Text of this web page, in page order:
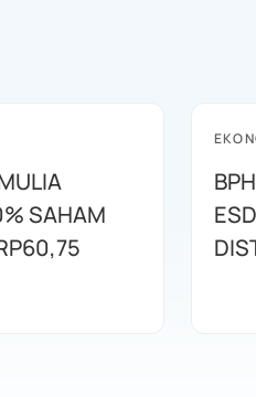
SAHAM